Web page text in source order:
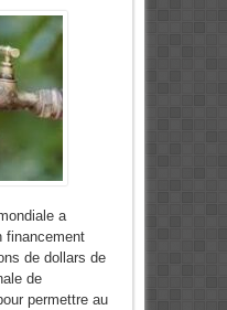
a
financement
de dollars de
de
permettre au